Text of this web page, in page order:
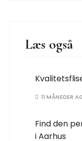
Læs også
11 MÅNEDER
Find den
i Aarhus